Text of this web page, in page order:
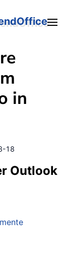
in
18
Outlook